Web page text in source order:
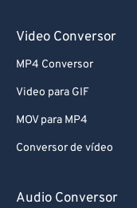
Video Conversor
MP4 Conversor
Video para GIF
MOV para MP4
Conversor de vídeo
Audio Conversor